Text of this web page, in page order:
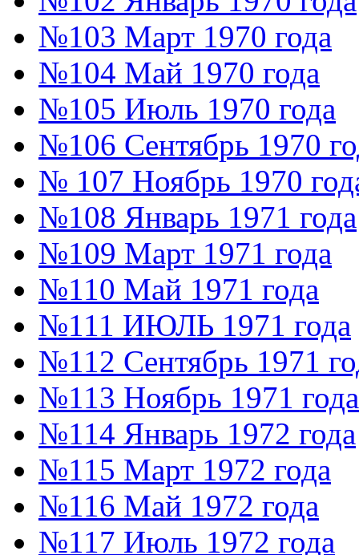
№103 Март 1970 года
№104 Май 1970 года
№105 Июль 1970 года
№106 Сентябрь 1970
№ 107 Ноябрь 1970
№108 Январь 1971 года
№109 Март 1971 года
№110 Май 1971 года
№111 ИЮЛЬ 1971 года
№112 Сентябрь 1971
№113 Ноябрь 1971 года
№114 Январь 1972 года
№115 Март 1972 года
№116 Май 1972 года
№117 Июль 1972 года